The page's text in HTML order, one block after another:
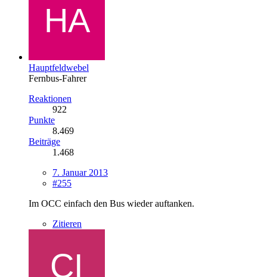
Hauptfeldwebel
Fernbus-Fahrer
Reaktionen
922
Punkte
8.469
Beiträge
1.468
7. Januar 2013
#255
Im OCC einfach den Bus wieder auftanken.
Zitieren